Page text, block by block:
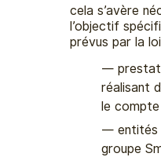
cela s’avère
l’objectif
prévus par la
réalisant
le
entités
groupe